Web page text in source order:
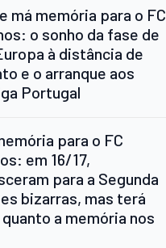
má memória para o FC
o sonho da fase de
à distância de
e o arranque aos
Portugal
para o FC
em 16/17,
para a Segunda
bizarras, mas terá
a memória nos